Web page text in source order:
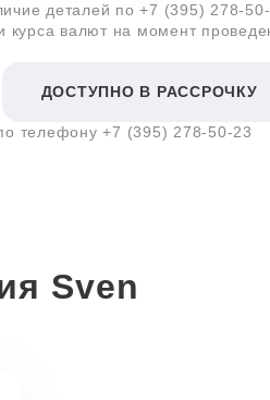
деталей по+7 (395) 278-
курса валют на момент
ДОСТУПНО В РАССРОЧКУ
телефону+7 (395) 278-50-23
Sven